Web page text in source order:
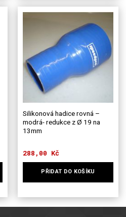
Silikonová hadice rovná –
modrá- redukce z Ø 19 na
13mm
288,00 Kč
PŘIDAT DO KOŠÍKU